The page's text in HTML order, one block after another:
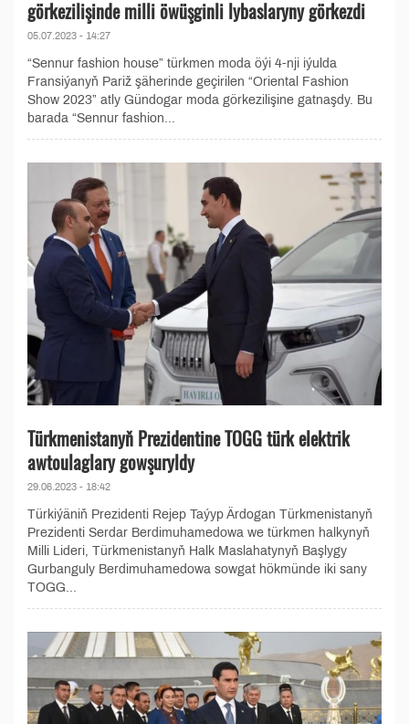
görkezilişinde milli öwüşginli lybaslaryny görkezdi
05.07.2023 - 14:27
“Sennur fashion house” türkmen moda öýi 4-nji iýulda
Fransiýanyň Pariž şäherinde geçirilen “Oriental Fashion
Show 2023” atly Gündogar moda görkezilişine gatnaşdy. Bu
barada “Sennur fashion...
Türkmenistanyň Prezidentine TOGG türk elektrik
awtoulaglary gowşuryldy
29.06.2023 - 18:42
Türkiýäniň Prezidenti Rejep Taýyp Ärdogan Türkmenistanyň
Prezidenti Serdar Berdimuhamedowa we türkmen halkynyň
Milli Lideri, Türkmenistanyň Halk Maslahatynyň Başlygy
Gurbanguly Berdimuhamedowa sowgat hökmünde iki sany
TOGG...